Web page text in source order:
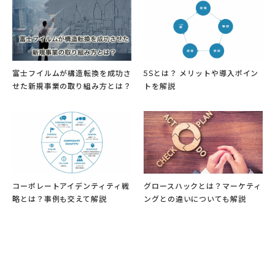
富士フイルムが構造転換を成功さ
せた新規事業の取り組み方とは？
5Sとは？ メリットや導入ポイン
トを解説
コーポレートアイデンティティ戦
略とは？事例も交えて解説
グロースハックとは？マーケティ
ングとの違いについても解説